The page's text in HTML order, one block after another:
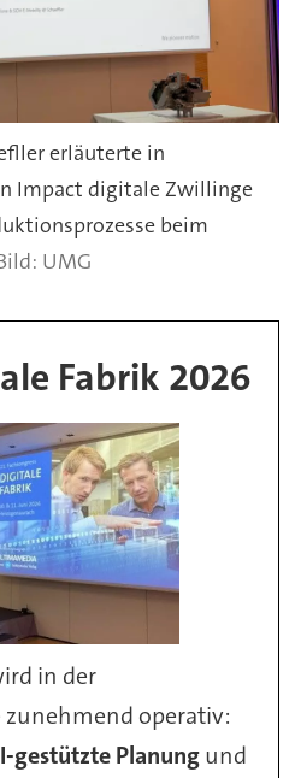
erläuterte in
Impact digitale Zwillinge
beim
UMG
Fabrik 2026
in der
operativ:
gestützte Planungund